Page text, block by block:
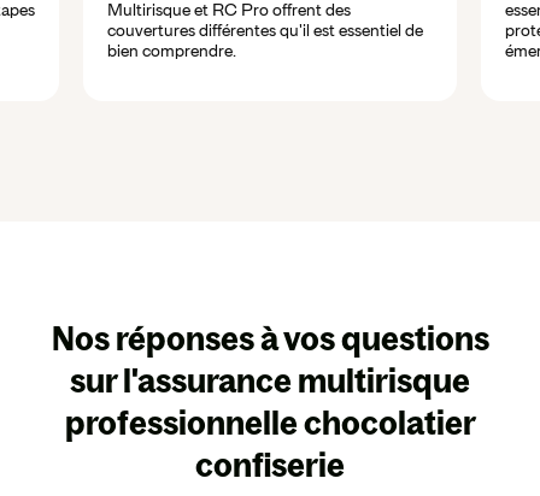
Multirisque et RC Pro offrent des
couvertures différentes qu'il est essentiel de
bien comprendre.
Nos réponses à vos questions
sur l'assurance multirisque
professionnelle chocolatier
confiserie